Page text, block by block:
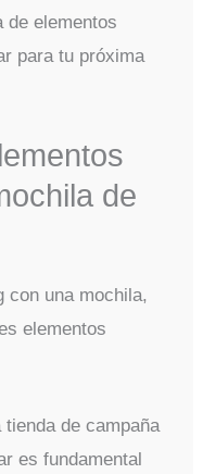
de elementos
para tu próxima
de
con una mochila,
elementos
tienda de campaña
es fundamental